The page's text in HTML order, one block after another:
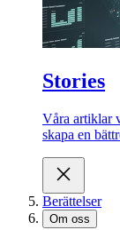
Stories
Våra artiklar
skapa en
Berättelser
Om oss